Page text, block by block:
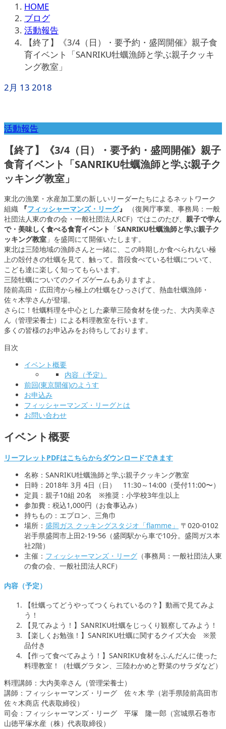
HOME
ブログ
活動報告
【終了】《3/4（日）・要予約・盛岡開催》親子食
育イベント「SANRIKU牡蠣漁師と学ぶ親子クッキ
ング教室」
2月 13 2018
活動報告
【終了】《3/4（日）・要予約・盛岡開催》親子
食育イベント「SANRIKU牡蠣漁師と学ぶ親子ク
ッキング教室」
東北の漁業・水産加工業の新しいリーダーたちによるネットワーク
組織
『フィッシャーマンズ・リーグ』
（復興庁事業、事務局：一般
社団法人東の食の会・一般社団法人RCF）ではこのたび、 親子で学ん
で・美味しく食べる食育イベント 「SANRIKU牡蠣漁師と学ぶ親子ク
ッキング教室 」を盛岡にて開催いたします。
東北は三陸地域の漁師さんと一緒に、この時期しか食べられない極
上の殻付きの牡蠣を見て、触って。普段食べている牡蠣について、
こども達に楽しく知ってもらいます。
三陸牡蠣についてのクイズゲームもありますよ。
陸前高田・広田湾から極上の牡蠣をひっさげて、熱血牡蠣漁師・
佐々木学さんが登場。
さらに！牡蠣料理を中心とした豪華三陸食材を使った、大内美幸さ
ん（管理栄養士）による料理教室を行います。
多くの皆様のお申込みをお待ちしております。
目次
イベント概要
内容（予定）
前回(東京開催)のようす
お申込み
フィッシャーマンズ・リーグとは
お問い合わせ
イベント概要
リーフレットPDFはこちらからダウンロードできます
名称：SANRIKU牡蠣漁師と学ぶ親子クッキング教室
日時：2018年 3月 4日（日） 11:30～14:00（受付11:00〜）
定員：親子10組 20名 ※推奨：小学校3年生以上
参加費：税込1,000円（お食事込み）
持ちもの：エプロン、三角巾
場所： 盛岡ガス クッキングスタジオ「flamme」
〒020-0102
岩手県盛岡市上田2-19-56（盛岡駅から車で10分。盛岡ガス本
社2階）
主催： フィッシャーマンズ・リーグ （事務局：一般社団法人東
の食の会、一般社団法人RCF）
内容（予定）
【牡蠣ってどうやってつくられているの？】動画で見てみよ
う！
【見てみよう！】SANRIKU牡蠣をじっくり観察してみよう！
【楽しくお勉強！】SANRIKU牡蠣に関するクイズ大会 ※景
品付き
【作って食べてみよう！】SANRIKU食材をふんだんに使った
料理教室！（牡蠣グラタン、三陸わかめと野菜のサラダなど）
料理講師：大内美幸さん（管理栄養士）
講師：フィッシャーマンズ・リーグ 佐々木 学（岩手県陸前高田市
佐々木商店 代表取締役）
司会：フィッシャーマンズ・リーグ 平塚 隆一郎（宮城県石巻市
山徳平塚水産（株）代表取締役）